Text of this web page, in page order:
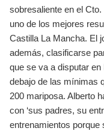
sobresaliente en el
uno de los mejores
Castilla La Mancha. El
además, clasificarse
que se va a disputar en
debajo de las mínimas
200 mariposa. Alberto
con ‘sus padres, su
entrenamientos porque